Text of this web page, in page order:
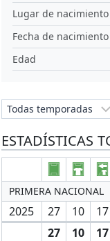
Lugar de nacimiento
Fecha de nacimiento
Edad
ESTADÍSTICAS
PRIMERA NACIONAL
2025 27 10 17
27
10 17